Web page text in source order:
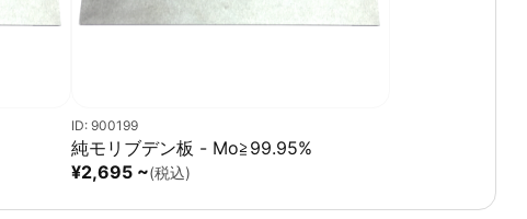
ID: 900199
純モリブデン板 - Mo≧99.95%
¥2,695 ~(税込)